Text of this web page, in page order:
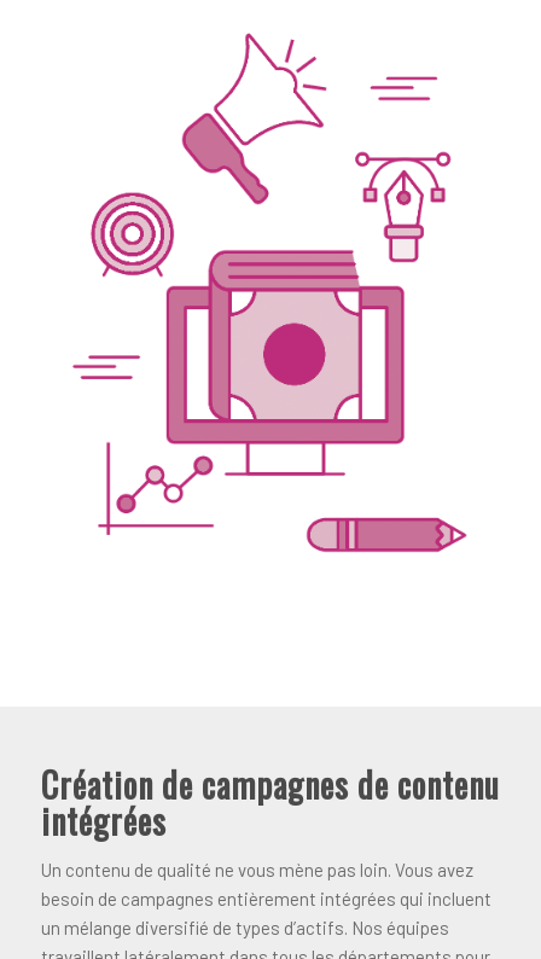
Création de campagnes de contenu
intégrées
Un contenu de qualité ne vous mène pas loin. Vous avez
besoin de campagnes entièrement intégrées qui incluent
un mélange diversifié de types d’actifs. Nos équipes